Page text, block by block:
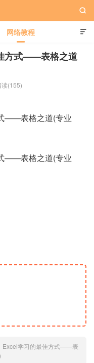

网络教程

方式——表格之道
读(155)
——表格之道(专业
——表格之道(专业
Excel学习的最佳方式——表